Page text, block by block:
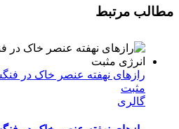
مطالب مرتبط
رازهای نهفته عنصر خاک در
مثبت
گالری